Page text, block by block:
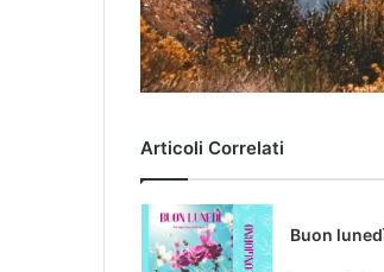
Articoli Correlati
Buon